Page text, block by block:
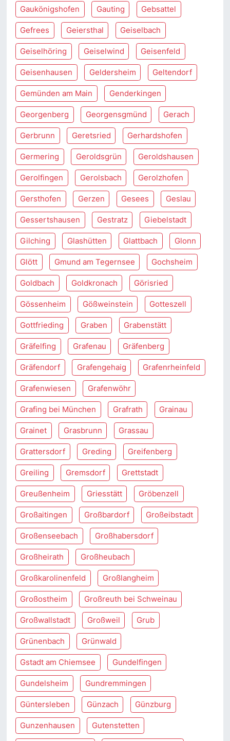
Gaukönigshofen Gauting Gebsattel
Gefrees Geiersthal Geiselbach
Geiselhöring Geiselwind Geisenfeld
Geisenhausen Geldersheim Geltendorf
Gemünden am Main Genderkingen
Georgenberg Georgensgmünd Gerach
Gerbrunn Geretsried Gerhardshofen
Germering Geroldsgrün Geroldshausen
Gerolfingen Gerolsbach Gerolzhofen
Gersthofen Gerzen Gesees Geslau
Gessertshausen Gestratz Giebelstadt
Gilching Glashütten Glattbach Glonn
Glött Gmund am Tegernsee Gochsheim
Goldbach Goldkronach Görisried
Gössenheim Gößweinstein Gotteszell
Gottfrieding Graben Grabenstätt
Gräfelfing Grafenau Gräfenberg
Gräfendorf Grafengehaig Grafenrheinfeld
Grafenwiesen Grafenwöhr
Grafing bei München Grafrath Grainau
Grainet Grasbrunn Grassau
Grattersdorf Greding Greifenberg
Greiling Gremsdorf Grettstadt
Greußenheim Griesstätt Gröbenzell
Großaitingen Großbardorf Großeibstadt
Großenseebach Großhabersdorf
Großheirath Großheubach
Großkarolinenfeld Großlangheim
Großostheim Großreuth bei Schweinau
Großwallstadt Großweil Grub
Grünenbach Grünwald
Gstadt am Chiemsee Gundelfingen
Gundelsheim Gundremmingen
Güntersleben Günzach Günzburg
Gunzenhausen Gutenstetten